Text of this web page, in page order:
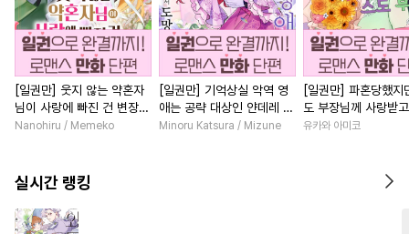
[일권만] 웃지 않는 약혼자
님이 사랑에 빠진 건 변장한
저인 것 같습니다 [단행본]
Nanohiru / Memeko
[일권만] 기억상실 악역 영
애는 공략 대상인 얀데레 의
붓 오라버니에게서 도망칠
Minoru Katsura / Mizune
[일권만] 파혼당했지
도 부장님께 사랑받
니다 [단행본]
유카와 아미코
실시간 랭킹